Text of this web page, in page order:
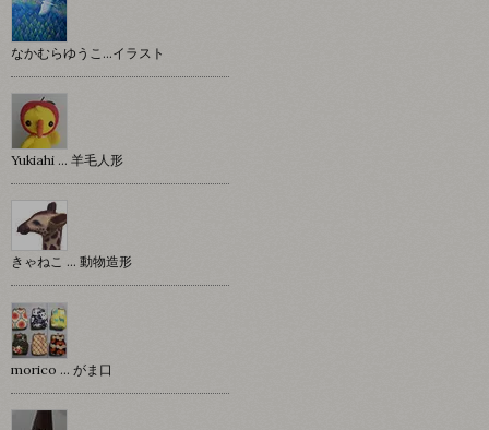
なかむらゆうこ…イラスト
Yukiahi … 羊毛人形
きゃねこ … 動物造形
morico … がま口